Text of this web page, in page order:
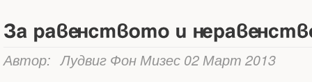
Автор: Лудвиг Фон Мизес 02 Март 2013